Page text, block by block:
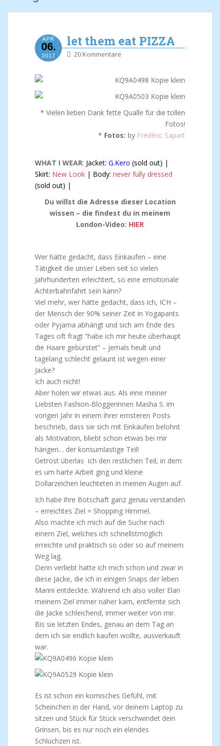
APR
06.
2017
let them eat PIZZA
20 Kommentare
* Vielen lieben Dank fette Qualle für die tollen
Fotos!
* Fotos: by Frédéric Sapart
WHAT I WEAR: Jacket: G.Kero (sold out) |
Skirt: New Look | Body: never fully dressed
(sold out) |
Du willst die Adresse dieser Location
wissen – die findest du in meinem
London-Video: HIER
Wer hätte gedacht, dass Einkaufen – eine
Tätigkeit die unser Leben seit so vielen
Jahrhunderten erleichtert, so eine emotionale
Achterbahnfahrt sein kann?
Viel mehr, wer hätte gedacht, dass ich, ICH –
der Mensch der 90% seiner Zeit in Yogapants
oder Pyjama abhängt und sich am Ende des
Tages oft fragt “habe ich mir heute überhaupt
die Haare gebürstet” – jemals heult und
tagelang schlecht gelaunt ist wegen einer
Jacke?
Ich auch nicht!
Aber holen wir etwas aus. Als eine meiner
Liebsten Fashion-Bloggerinnen Masha S. im
vorigen Jahr in einem ihrer ernsteren Posts
beschrieb, dass sie sich mit Einkäufen belohnt
als Motivation, bliebt schon etwas bei mir
hängen… der konsumlastige Teil!
Getrost überlas ich den restlichen Teil, in dem
es um harte Arbeit ging und kleine
Dollarzeichen leuchteten in meinen Augen auf.
Ich habe ihre Botschaft ganz genau verstanden
– erreichtes Ziel = Shopping Himmel.
Also machte ich mich auf die Suche nach
einem Ziel, welches ich schnellstmöglich
erreichte und praktisch so oder so auf meinem
Weg lag.
Denn verliebt hatte ich mich schon und zwar in
diese Jacke, die ich in einigen Snaps der leben
Marini entdeckte. Während ich also voller Elan
meinem Ziel immer näher kam, entfernte sich
die Jacke schleichend, immer weiter von mir.
Bis sie letzten Endes, genau an dem Tag an
dem ich sie endlich kaufen wollte, ausverkauft
war.
Es ist schon ein komisches Gefühl, mit
Scheinchen in der Hand, vor deinem Laptop zu
sitzen und Stück für Stück verschwindet dein
Grinsen, bis es nur noch ein elendes
Schluchzen ist.